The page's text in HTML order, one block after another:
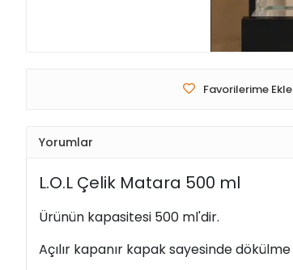
Favorilerime Ekle
Yorumlar
L.O.L Çelik Matara 500 ml
Ürünün kapasitesi 500 ml'dir.
Açılır kapanır kapak sayesinde